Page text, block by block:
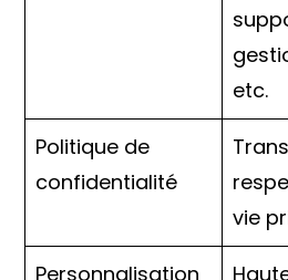
etc.
Politique de
confidentialité
vie
Personnalisation